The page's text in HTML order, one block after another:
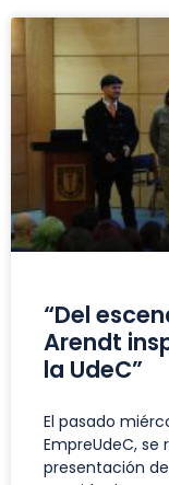
“Del
Arendt
la UdeC”
El pasado
EmpreUdeC,
presentación